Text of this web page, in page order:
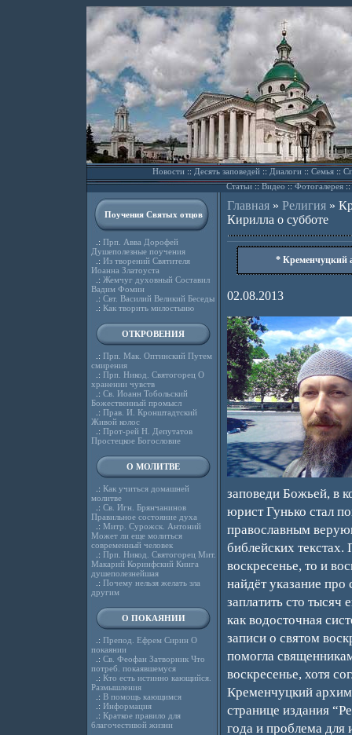
Новости::Десять заповедей::Диалоги::Семья::
Статьи::Видео ::Фотогалерея::
Поучения Святых отцов
.: Прп. Авва Дорофей
Душеполезные поучения
.: Из творений Святителя
Иоанна Златоуста
.: Жемчуг духовный Составил
Вадим Фомин
.: Свт. Василий Великий Беседы
.: Как творить милостыню
ОТКРОВЕНИЯ
.: Прп. Мак. Оптинский Путем
смирения
.: Прп. Никод. Святогорец О
хранении чувств
.: Св. Иоанн Тобольский
Божественный промысл
.: Прав. И. Кронштадтский
Живой колос
.: Прот-рей Н. Депутатов
Простецкое Богословие
О МОЛИТВЕ
.: Как учиться домашней
молитве
.: Св. Игн. Брянчанинов
Правильное состояние духа
.: Митр. Сурожск. Антоний
Может ли еще молиться
современный человек
.: Прп. Никод. Святогорец Мит.
Макарий Коринфский Книга
душеполезнейшая
.: Почему нельзя желать зла
другим
О ПОКАЯНИИ
.: Препод. Ефрем Сирин О
покаянии
.: Св. Феофан Затворник Что
потреб. покаявшемуся
.: Кто есть истинно кающийся.
Размышления
.: В помощь кающимся
.: Информация
.: Краткое правило для
благочестивой жизни
Главная» Религия»
Кирилла о субботе
* Кременчуцкий
02.08.2013
заповеди Божьей, в
юрист Гунько стал
православным
библейских
воскресенье, то и
найдёт указание
заплатить сто
как водосточная
записи о святом
помогла
воскресенье, хотя
Кременчуцкий
странице издания
года и проблема для